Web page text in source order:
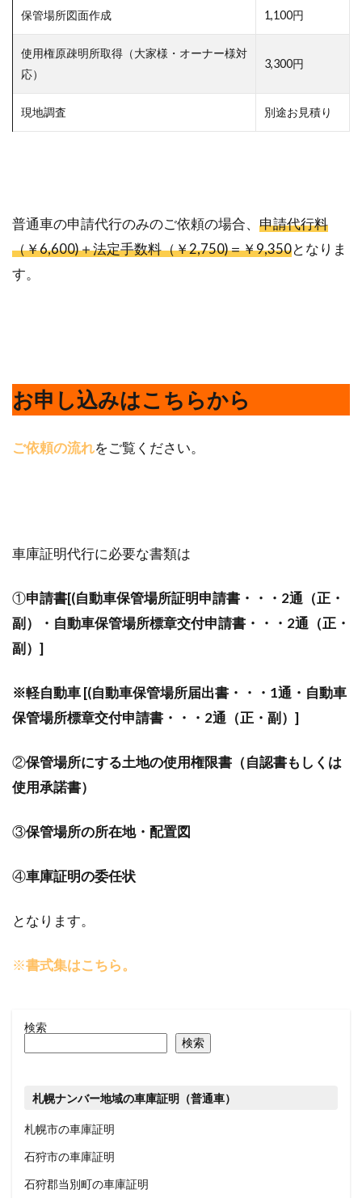
保管場所図面作成 1,100円
使用権原疎明所取得（大家様・オーナー様対
応）
3,300円
現地調査 別途お見積り
普通車の申請代行のみのご依頼の場合、 申請代行料
（￥6,600)＋法定手数料（￥2,750)＝￥9,350となりま
す。
お申し込みはこちらから
ご依頼の流れをご覧ください。
車庫証明代行に必要な書類は
①申請書[(自動車保管場所証明申請書・・・2通（正・
副）・自動車保管場所標章交付申請書・・・2通（正・
副）]
※軽自動車[(自動車保管場所届出書・・・1通・自動車
保管場所標章交付申請書・・・2通（正・副）]
②保管場所にする土地の使用権限書（自認書もしくは
使用承諾書）
③保管場所の所在地・配置図
④車庫証明の委任状
となります。
※書式集はこちら。
検索
検索
札幌ナンバー地域の車庫証明（普通車）
札幌市の車庫証明
石狩市の車庫証明
石狩郡当別町の車庫証明